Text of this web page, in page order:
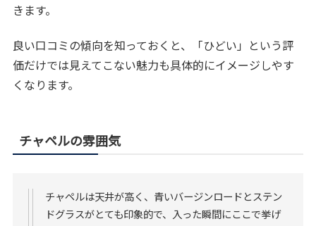
きます。
良い口コミの傾向を知っておくと、「ひどい」という評
価だけでは見えてこない魅力も具体的にイメージしやす
くなります。
チャペルの雰囲気
チャペルは天井が高く、青いバージンロードとステン
ドグラスがとても印象的で、入った瞬間にここで挙げ